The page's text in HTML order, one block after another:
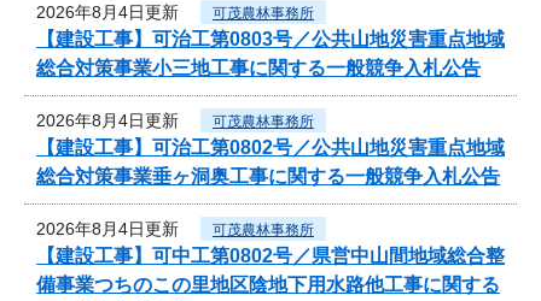
2026年8月4日更新 可茂農林事務所
【建設工事】可治工第0803号／公共山地災害重点地域
総合対策事業小三地工事に関する一般競争入札公告
2026年8月4日更新 可茂農林事務所
【建設工事】可治工第0802号／公共山地災害重点地域
総合対策事業垂ヶ洞奥工事に関する一般競争入札公告
2026年8月4日更新 可茂農林事務所
【建設工事】可中工第0802号／県営中山間地域総合整
備事業つちのこの里地区陰地下用水路他工事に関する